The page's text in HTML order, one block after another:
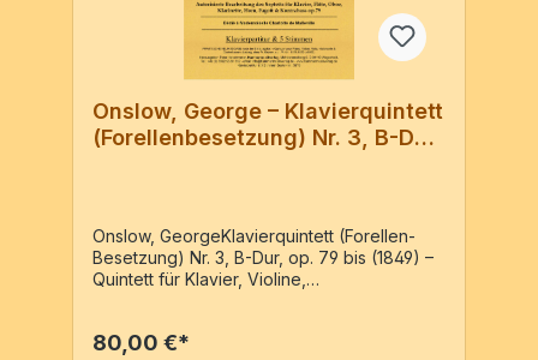
Onslow, George – Klavierquintett
(Forellenbesetzung) Nr. 3, B-Dur,
Onslow, GeorgeKlavierquintett (Forellen-
Besetzung) Nr. 3, B-Dur, op. 79 bis (1849) –
Quintett für Klavier, Violine,
Septetts für Klavier, Flöte, Oboe, Klarinette,
80,00 €*